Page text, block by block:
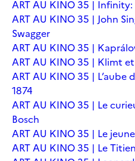
ART AU KINO 35 |
ART AU KINO 35 | John
Swagger
ART AU KINO 35 |
ART AU KINO 35 | Klimt
ART AU KINO 35 | L’aube
1874
ART AU KINO 35 | Le
Bosch
ART AU KINO 35 | Le
ART AU KINO 35 | Le